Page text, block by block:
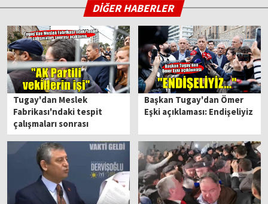
DİĞER HABERLER
Tugay'dan Meslek
Fabrikası'ndaki tespit
çalışmaları sonrası
açıklama... "Bu AK Partili
vekillerin işi"
Başkan Tugay'dan Ömer
Eşki açıklaması: Endişeliyiz